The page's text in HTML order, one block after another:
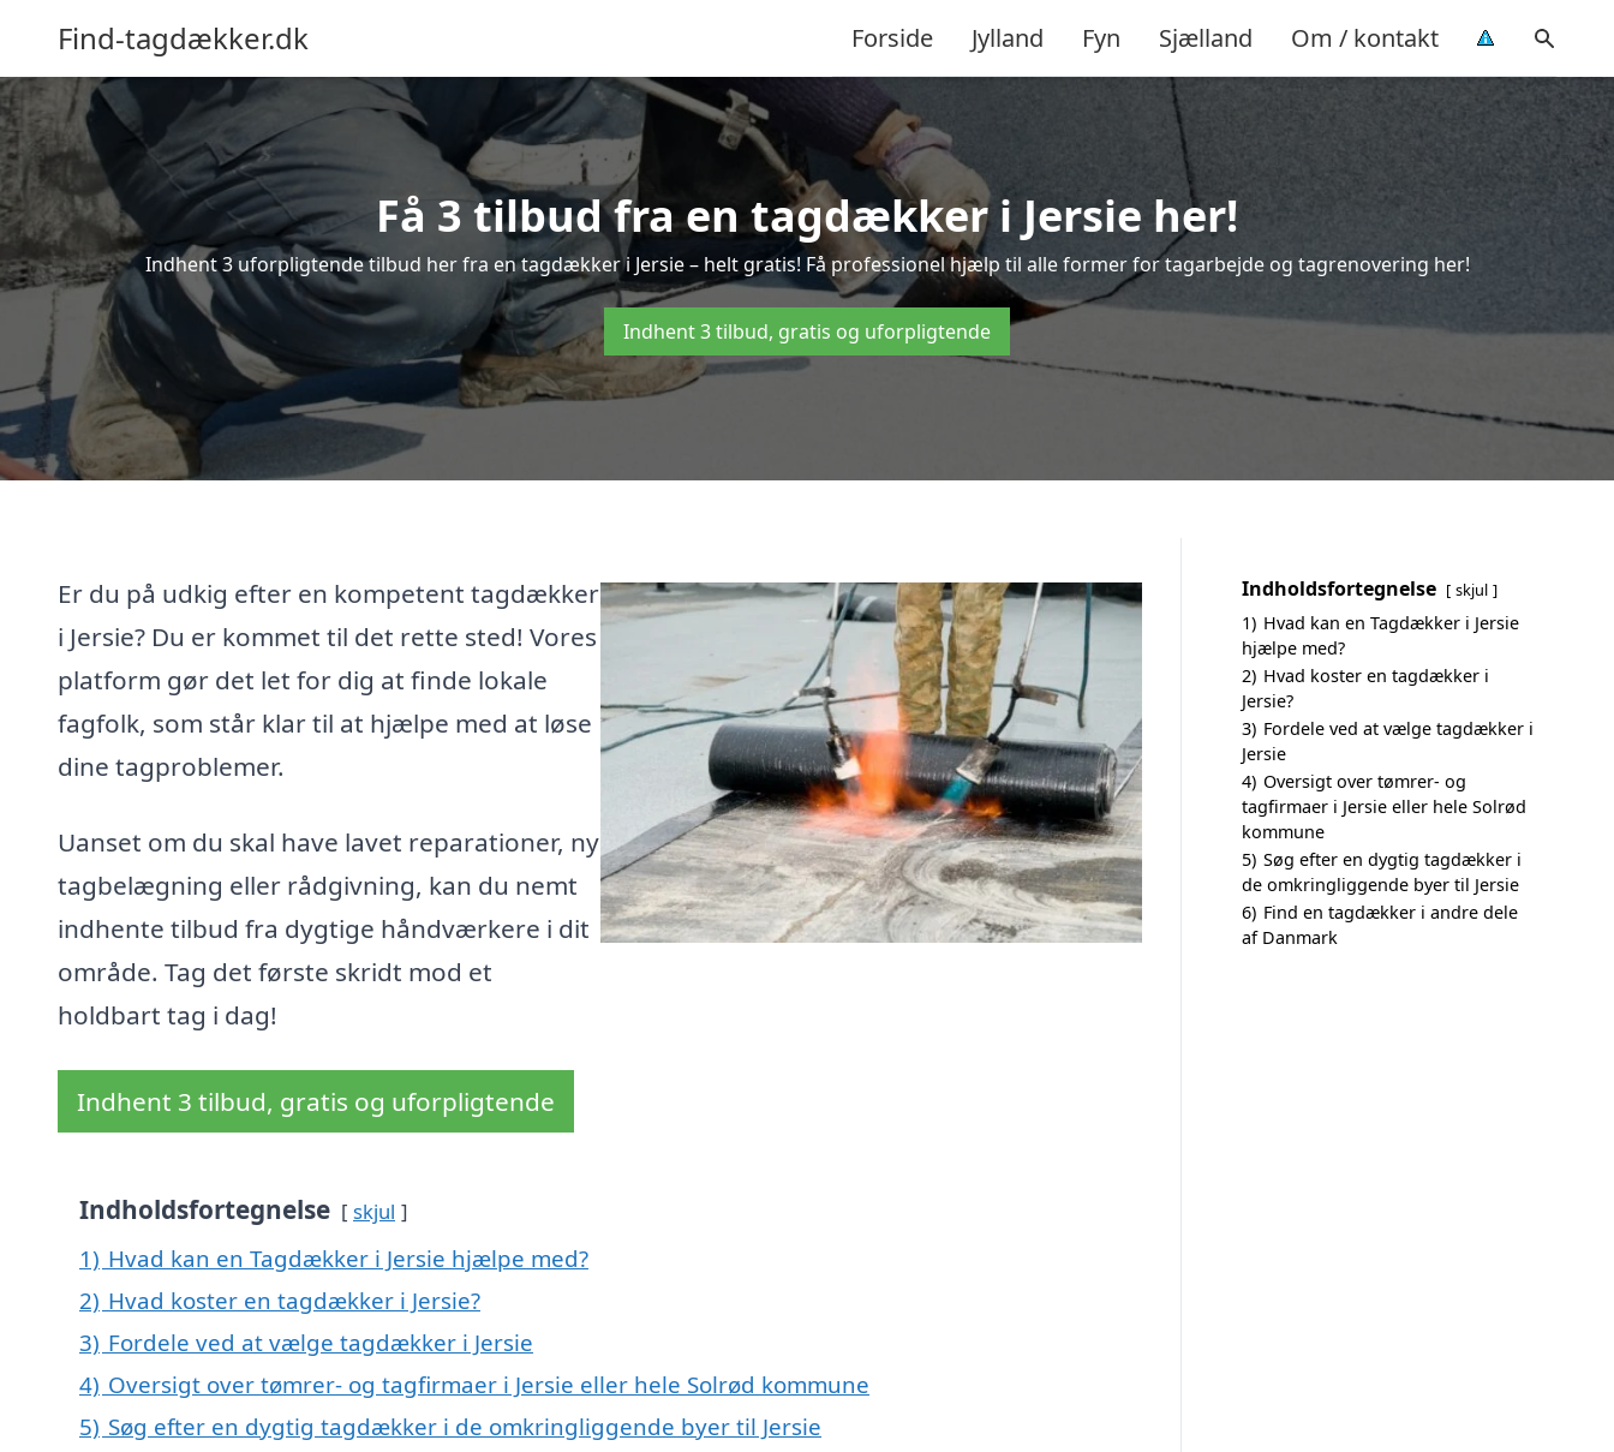
Find-tagdækker.dk Forside Jylland Fyn Sjælland Om / kontakt
Få 3 tilbud fra en tagdækker i Jersie her!
Indhent 3 uforpligtende tilbud her fra en tagdækker i Jersie – helt gratis! Få professionel hjælp til alle former for tagarbejde og tagrenovering her!
Indhent 3 tilbud, gratis og uforpligtende
Er du på udkig efter en kompetent tagdækker
i Jersie? Du er kommet til det rette sted! Vores
platform gør det let for dig at finde lokale
fagfolk, som står klar til at hjælpe med at løse
dine tagproblemer.
Uanset om du skal have lavet reparationer, ny
tagbelægning eller rådgivning, kan du nemt
indhente tilbud fra dygtige håndværkere i dit
område. Tag det første skridt mod et
holdbart tag i dag!
Indhent 3 tilbud, gratis og uforpligtende
Indholdsfortegnelse skjul
1) Hvad kan en Tagdækker i Jersie hjælpe med?
2) Hvad koster en tagdækker i Jersie?
3) Fordele ved at vælge tagdækker i Jersie
4) Oversigt over tømrer- og tagfirmaer i Jersie eller hele Solrød kommune
5) Søg efter en dygtig tagdækker i de omkringliggende byer til Jersie
Indholdsfortegnelse skjul
1) Hvad kan en Tagdækker i Jersie
hjælpe med?
2) Hvad koster en tagdækker i
Jersie?
3) Fordele ved at vælge tagdækker i
Jersie
4) Oversigt over tømrer- og
tagfirmaer i Jersie eller hele Solrød
kommune
5) Søg efter en dygtig tagdækker i
de omkringliggende byer til Jersie
6) Find en tagdækker i andre dele
af Danmark